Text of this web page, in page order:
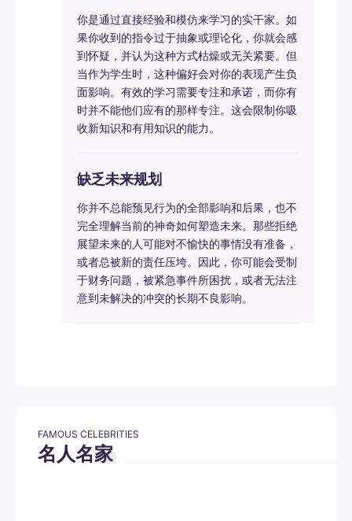
你是通过直接经验和模仿来学习的实干家。如
果你收到的指令过于抽象或理论化，你就会感
到怀疑，并认为这种方式枯燥或无关紧要。但
当作为学生时，这种偏好会对你的表现产生负
面影响。有效的学习需要专注和承诺，而你有
时并不能他们应有的那样专注。这会限制你吸
收新知识和有用知识的能力。
缺乏未来规划
你并不总能预见行为的全部影响和后果，也不
完全理解当前的神奇如何塑造未来。那些拒绝
展望未来的人可能对不愉快的事情没有准备，
或者总被新的责任压垮。因此，你可能会受制
于财务问题，被紧急事件所困扰，或者无法注
意到未解决的冲突的长期不良影响。
FAMOUS CELEBRITIES
名人名家